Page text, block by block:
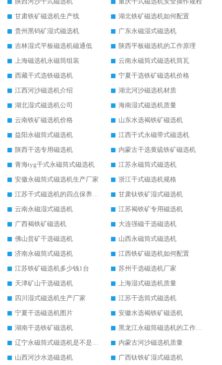
甘肃铁矿磁选机生产线
湖北铁矿磁选机如何配置
贵州黑钨矿湿式磁选机
广东永磁湿式磁选机
吉林湿式平板磁选机磁通低
陕西平板磁选机的工作原理
上海磁选机永磁筒组装
云南永磁筒式磁选机筒瓦
西藏干式选铁磁选机
宁夏干选铁矿磁选机价格
江西河沙磁选机介绍
湖北河沙磁选机材质
湖北湿式磁选机公司
海南湿式磁选机质量
云南铁矿磁选机价格
山东水选褐铁矿磁选机
益阳永磁筒式磁选机
江西干式永磁带式磁选机
陕西干选专用磁选机
内蒙古干选黄硫铁矿磁选机
青海tyg干式永磁筒式磁选机
江苏永磁筒式磁选机
安徽永磁筒式磁选机生产厂家
浙江干式磁选机规格
甘肃钛铁矿湿式磁选机
云南永磁湿式磁选机
江苏褐铁矿专用磁选机
广西褐铁矿磁选机
大连强磁干选磁选机
佛山贫矿干选磁选机
山西永磁筒式磁选机
济南永磁筒式磁选机
江西铁矿磁选机如何配置
江苏铁矿磁选机多少钱1台
苏州干选磁选机厂家
天津矿山干选磁选机
上海湿式磁选机质量
四川湿式磁选机生产厂家
江苏干选筒式磁选机
宁夏干选磁选机图片
安徽水选褐铁矿磁选机
湖南干选铁矿磁选机
内蒙古河沙磁选机质量
山西河沙水选磁选机
广西钛铁矿湿式磁选机